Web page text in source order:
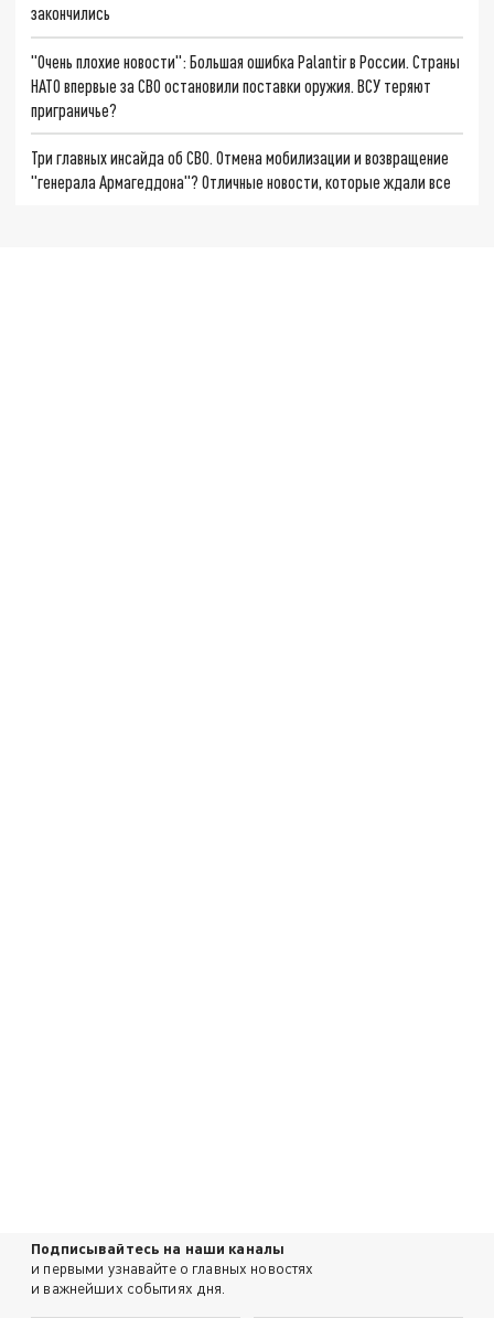
закончились
"Очень плохие новости": Большая ошибка Palantir в России. Страны
НАТО впервые за СВО остановили поставки оружия. ВСУ теряют
приграничье?
Три главных инсайда об СВО. Отмена мобилизации и возвращение
"генерала Армагеддона"? Отличные новости, которые ждали все
Подписывайтесь на наши каналы
и первыми узнавайте о главных новостях
и важнейших событиях дня.